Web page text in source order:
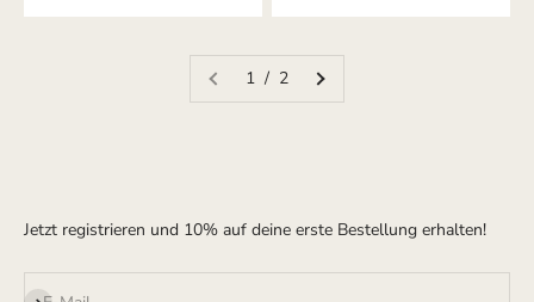
1 / 2
Jetzt registrieren und 10% auf deine erste Bestellung erhalten!